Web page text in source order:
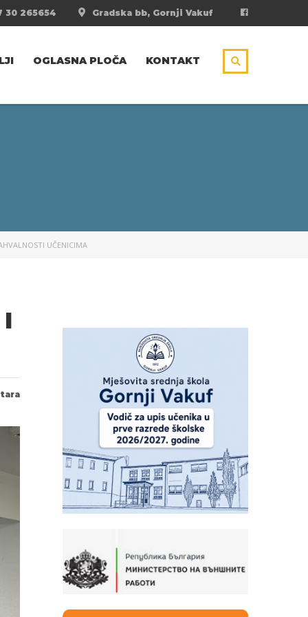
Gradska bb, Gornji Vakuf
30 265654
OGLASNA PLOČA KONTAKT
UČENICIMA